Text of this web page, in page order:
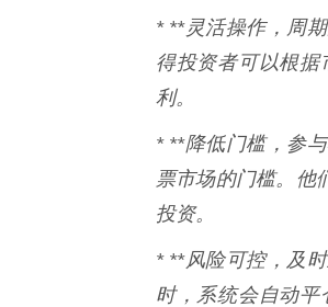
* **灵活操作，周
得投资者可以根
利。
* **降低门槛，参
票市场的门槛。他
投资。
* **风险可控，及
时，系统会自动